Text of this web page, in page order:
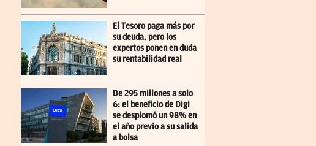
El Tesoro paga más por
su deuda, pero los
expertos ponen en duda
su rentabilidad real
De 295 millones a solo
6: el beneficio de Digi
se desplomó un 98% en
el año previo a su salida
a bolsa